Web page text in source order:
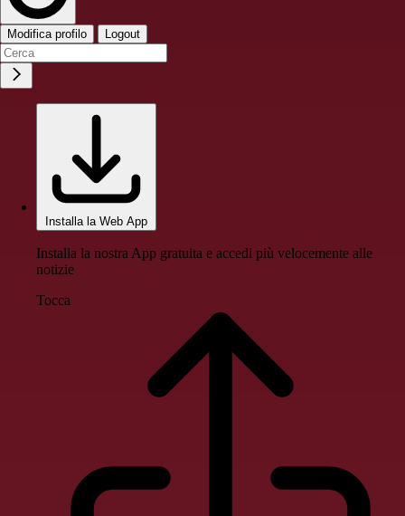
Modifica profilo Logout
Installa la Web App
Installa la nostra App gratuita e accedi più velocemente alle
notizie
Tocca